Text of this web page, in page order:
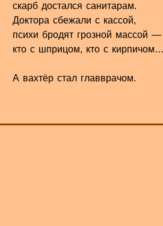
скарб достался санитарам.
Доктора сбежали с кассой,
психи бродят грозной массой —
кто с шприцом, кто с
А вахтёр стал главврачом.